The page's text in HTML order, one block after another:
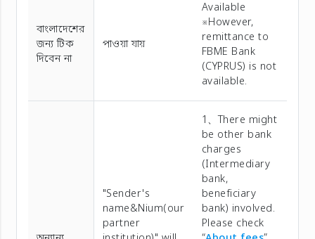
বাংলাদেশের
জন্য টিক
দিবেন না
পাওয়া যায়
Available
※However,
remittance to
FBME Bank
(CYPRUS) is not
available.
"Sender's
name&Nium(our
partner
1、There might
be other bank
charges
(Intermediary
bank,
beneficiary
bank) involved.
Please check